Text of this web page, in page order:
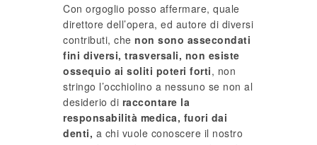
Con orgoglio posso affermare, quale
direttore dell’opera, ed autore di diversi
contributi, che non sono assecondati
fini diversi, trasversali, non esiste
ossequio ai soliti poteri forti, non
stringo l’occhiolino a nessuno se non al
desiderio di raccontare la
responsabilità medica, fuori dai
denti, a chi vuole conoscere il nostro